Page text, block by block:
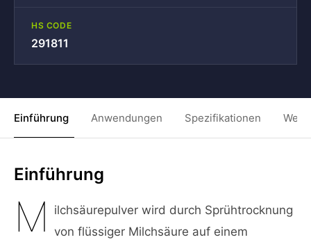
HS CODE
291811
Einführung Anwendungen Spezifikationen
Einführung
M
ilchsäurepulver wird durch Sprühtrocknung
von flüssiger Milchsäure auf einem